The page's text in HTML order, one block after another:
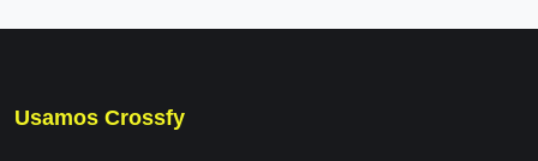
Usamos Crossfy